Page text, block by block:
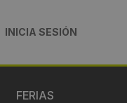
INICIA SESIÓN
FERIAS